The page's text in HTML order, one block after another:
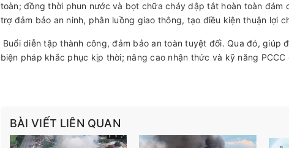
toàn; đồng thời phun nước và bọt chữa cháy dập tắt hoàn toàn đám
trợ đảm bảo an ninh, phân luồng giao thông, tạo điều kiện thuận lợi
Buổi diễn tập thành công, đảm bảo an toàn tuyệt đối. Qua đó, giúp
biện pháp khắc phục kịp thời; nâng cao nhận thức và kỹ năng
BÀI VIẾT LIÊN QUAN